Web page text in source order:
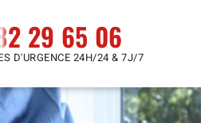
29 65 06
D'URGENCE 24H/24 & 7J/7